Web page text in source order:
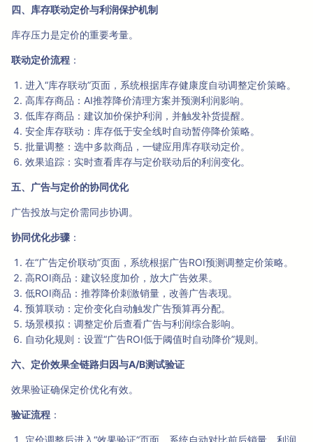
四、库存联动定价与利润保护机制
库存压力是定价的重要考量。
联动定价流程 ：
进入“库存联动”页面，系统根据库存健康度自动调整定价策略。
高库存商品：AI推荐降价清理方案并预测利润影响。
低库存商品：建议加价保护利润，并触发补货提醒。
安全库存联动：库存低于安全线时自动暂停降价策略。
批量调整：选中多款商品，一键应用库存联动定价。
效果追踪：实时查看库存与定价联动后的利润变化。
五、广告与定价的协同优化
广告投放与定价需同步协调。
协同优化步骤 ：
在“广告定价联动”页面，系统根据广告ROI预测调整定价策略。
高ROI商品：建议轻度加价，放大广告效果。
低ROI商品：推荐降价刺激销量，改善广告表现。
预算联动：定价变化自动触发广告预算再分配。
场景模拟：调整定价后查看广告与利润综合影响。
自动化规则：设置“广告ROI低于阈值时自动降价”规则。
六、定价效果全链路归因与A/B测试验证
效果验证确保定价优化有效。
验证流程 ：